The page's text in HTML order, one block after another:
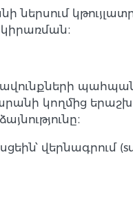
ներսում
կիրառման։
կողմից
վերնագրում